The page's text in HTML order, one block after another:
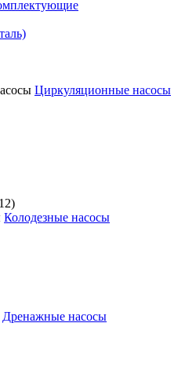
Циркуляционные насосы
Колодезные насосы
Дренажные насосы